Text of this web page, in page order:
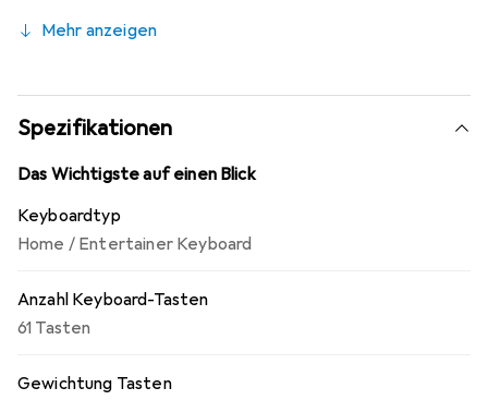
an einen PC via USB. Zudem lässt sich das CT-S200 mit
Mehr anzeigen
Spezifikationen
Das Wichtigste auf einen Blick
Keyboardtyp
Home / Entertainer Keyboard
Anzahl Keyboard-Tasten
61 Tasten
Gewichtung Tasten